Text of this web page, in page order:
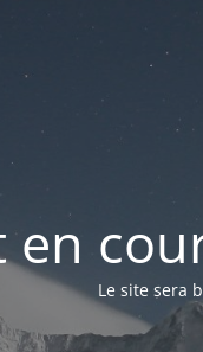
en
Le site sera